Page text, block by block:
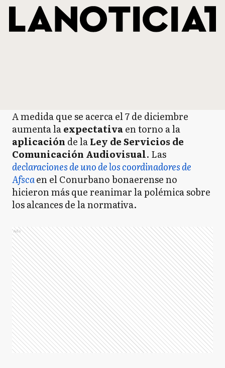
A medida que se acerca el 7 de diciembre
aumenta laexpectativaen torno a la
aplicación de laLey de Servicios de
Comunicación Audiovisual. Las
declaraciones de uno de los coordinadores de
Afscaen el Conurbano bonaerense no
hicieron más que reanimar la polémica sobre
los alcances de la normativa.
Ads